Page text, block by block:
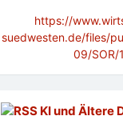
https://
suedwesten.de/files/
09/SOR/
KI und Ältere